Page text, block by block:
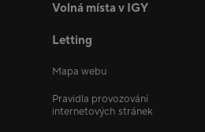
Volná místa v IGY
Letting
Mapa webu
Pravidla provozování
internetových stránek